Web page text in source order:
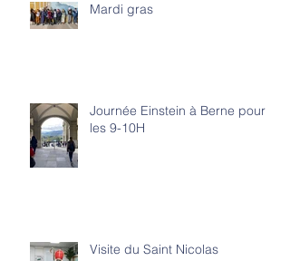
Mardi gras
Journée Einstein à Berne pour
les 9-10H
Visite du Saint Nicolas